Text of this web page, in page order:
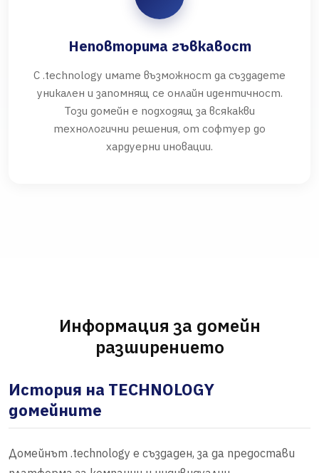
Неповторима гъвкавост
С .technology имате възможност да създадете
уникален и запомнящ се онлайн идентичност.
Този домейн е подходящ за всякакви
технологични решения, от софтуер до
хардуерни иновации.
Информация за домейн
разширението
История на TECHNOLOGY
домейните
Домейнът .technology е създаден, за да предостави